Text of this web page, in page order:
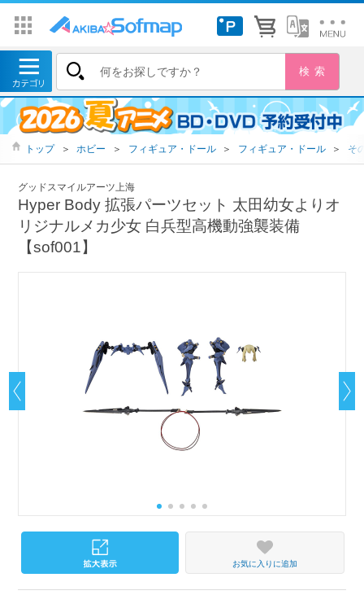
トップ ＞ ホビー ＞ フィギュア・ドール ＞ フィギュア・ドール ＞ そ
グッドスマイルアーツ上海
Hyper Body 拡張パーツセット 太田幼女よりオ
リジナルメカ少女 白兵型高機動強襲装備
【sof001】
お気に入りに追加